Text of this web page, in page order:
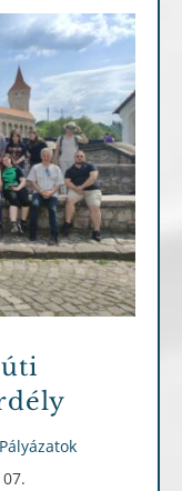
Pályázatok